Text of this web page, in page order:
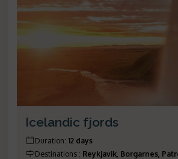
Icelandic fjords
Duration: 12 days
Destinations : Reykjavik, Borgarnes,